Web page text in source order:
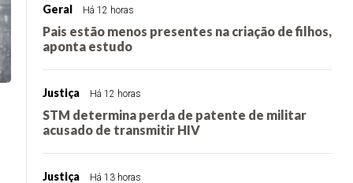
Geral Há 12 horas
Pais estão menos presentes na criação de filhos,
aponta estudo
Justiça Há 12 horas
STM determina perda de patente de militar
acusado de transmitir HIV
Justiça Há 13 horas